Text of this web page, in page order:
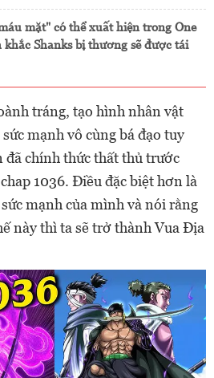
mặt" có thể xuất hiện trong One
khắc Shanks bị thương sẽ được tái
tráng, tạo hình nhân vật
mạnh vô cùng bá đạo tuy
chính thức thất thủ trước
chap 1036. Điều đặc biệt hơn là
mạnh của mình và nói rằng
này thì ta sẽ trở thành Vua Địa